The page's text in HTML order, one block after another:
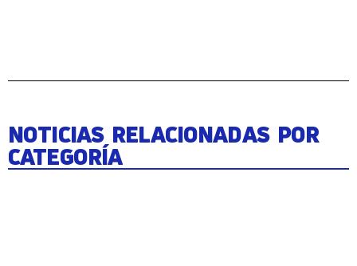
NOTICIAS RELACIONADAS POR
CATEGORÍA